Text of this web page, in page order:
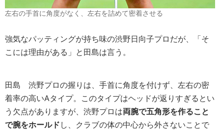
左右の手首に角度がなく、左右を詰めて密着させる
強気なパッティングが持ち味の渋野日向子プロだが、「そ
こには理由がある」と田島は言う。
田島 渋野プロの握りは、手首に角度を付けず、左右の密
着率の高いAタイプ。このタイプはヘッドが返りすぎるとい
う欠点がありますが、渋野プロは両腕で五角形を作ること
で腕をホールド し、クラブの体の中心から外さないことで